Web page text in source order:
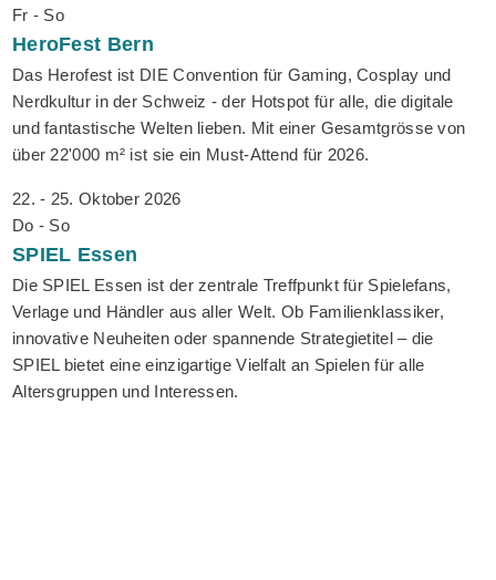
Fr - So
HeroFest Bern
Das Herofest ist DIE Convention für Gaming, Cosplay und
Nerdkultur in der Schweiz - der Hotspot für alle, die digitale
und fantastische Welten lieben. Mit einer Gesamtgrösse von
über 22'000 m² ist sie ein Must-Attend für 2026.
22. - 25. Oktober 2026
Do - So
SPIEL Essen
Die SPIEL Essen ist der zentrale Treffpunkt für Spielefans,
Verlage und Händler aus aller Welt. Ob Familienklassiker,
innovative Neuheiten oder spannende Strategietitel – die
SPIEL bietet eine einzigartige Vielfalt an Spielen für alle
Altersgruppen und Interessen.